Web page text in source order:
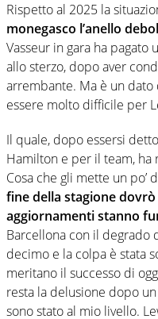
Rispetto al 2025 la
monegasco l’anello
Vasseur in gara ha pagato
allo sterzo, dopo aver
arrembante. Ma è un
essere molto difficile per
Il quale, dopo essersi
Hamilton e per il team, ha
Cosa che gli mette un po’
fine della stagione
aggiornamenti stanno
Barcellona con il degrado
decimo e la colpa è stata
meritano il successo di
resta la delusione dopo
sono stato al mio livello.